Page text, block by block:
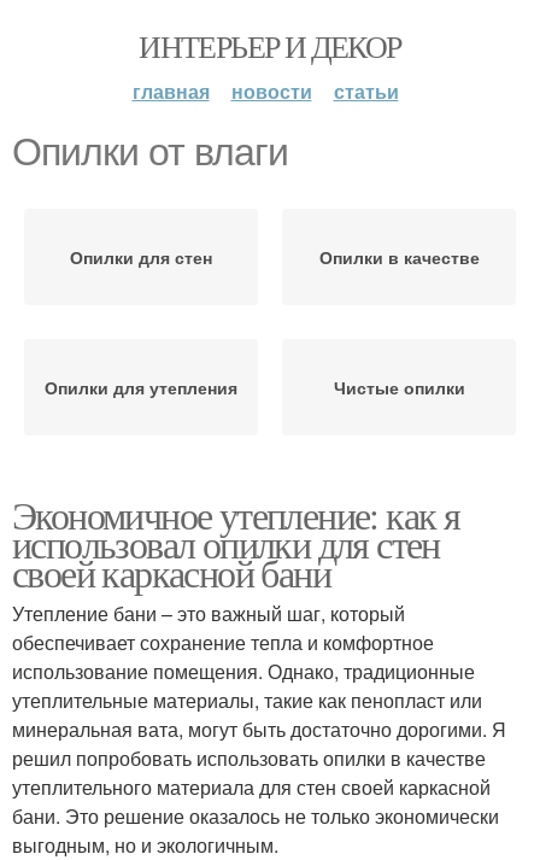
ИНТЕРЬЕР И ДЕКОР
главная новости статьи
Опилки от влаги
Опилки для стен Опилки в качестве
Опилки для утепления Чистые опилки
Экономичное утепление: как я
использовал опилки для стен
своей каркасной бани
Утепление бани – это важный шаг, который
обеспечивает сохранение тепла и комфортное
использование помещения. Однако, традиционные
утеплительные материалы, такие как пенопласт или
минеральная вата, могут быть достаточно дорогими. Я
решил попробовать использовать опилки в качестве
утеплительного материала для стен своей каркасной
бани. Это решение оказалось не только экономически
выгодным, но и экологичным.